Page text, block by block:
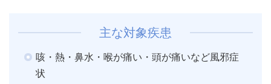
主な対象疾患
咳・熱・鼻水・喉が痛い・頭が痛いなど風邪症
状